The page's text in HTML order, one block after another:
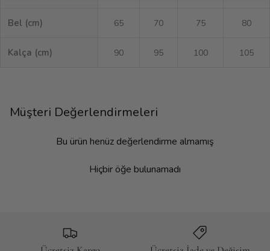
Bel (cm) 65 70 75 80
Kalça (cm) 90 95 100 105
Müşteri Değerlendirmeleri
Bu ürün henüz değerlendirme almamış
Hiçbir öğe bulunamadı